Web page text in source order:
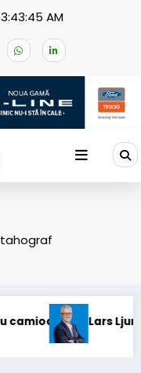
3:43:46 AM
Lars Ljungström a